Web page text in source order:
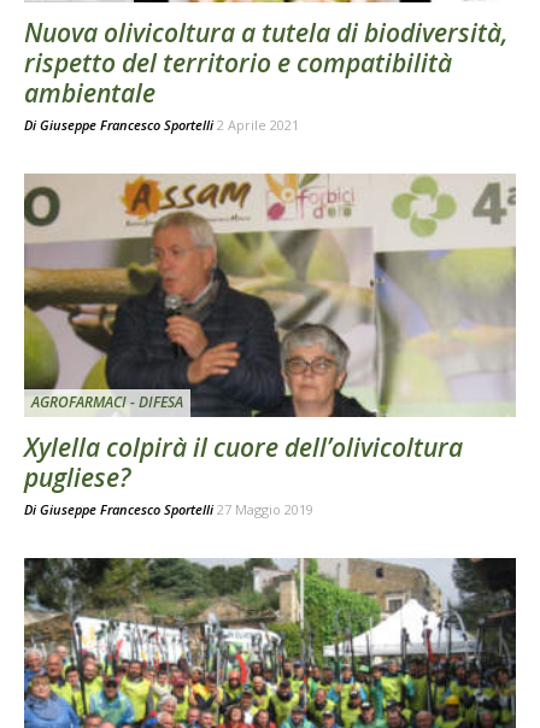
Nuova olivicoltura a tutela di biodiversità,
rispetto del territorio e compatibilità
ambientale
Di Giuseppe Francesco Sportelli 2 Aprile 2021
AGROFARMACI - DIFESA
Xylella colpirà il cuore dell’olivicoltura
pugliese?
Di Giuseppe Francesco Sportelli 27 Maggio 2019